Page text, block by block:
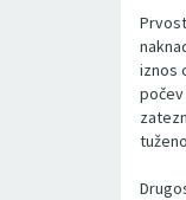
iznos
počev